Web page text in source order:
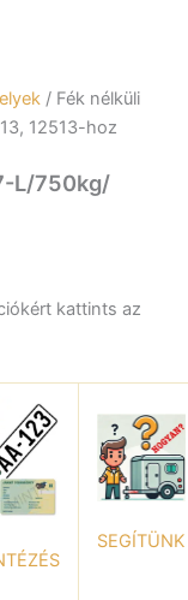
/ Fék nélküli
12513-hoz
L/750kg/
kattints az
SEGÍTÜNK